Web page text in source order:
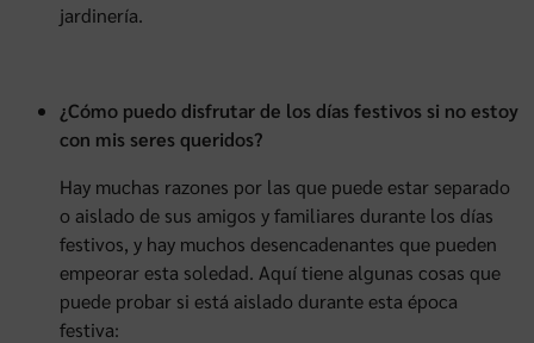
jardinería.
¿Cómo puedo disfrutar de los días festivos si no estoy
con mis seres queridos?
Hay muchas razones por las que puede estar separado
o aislado de sus amigos y familiares durante los días
festivos, y hay muchos desencadenantes que pueden
empeorar esta soledad. Aquí tiene algunas cosas que
puede probar si está aislado durante esta época
festiva: